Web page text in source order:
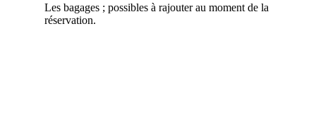
Les bagages ; possibles à rajouter au moment de la
réservation.